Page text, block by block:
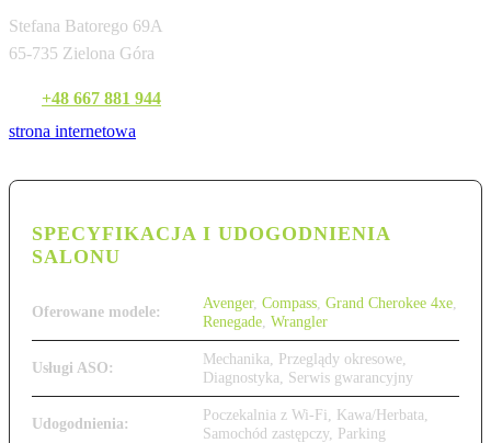
Stefana Batorego 69A
65-735 Zielona Góra
+48 667 881 944
strona internetowa
SPECYFIKACJA I UDOGODNIENIA
SALONU
Oferowane modele: Avenger, Compass Grand Cherokee 4xe
Renegade Wrangler
Usługi ASO:
Mechanika, Przeglądy okresowe,
Diagnostyka, Serwis gwarancyjny
Udogodnienia:
Poczekalnia z Wi-Fi, Kawa/Herbata,
Samochód zastępczy, Parking